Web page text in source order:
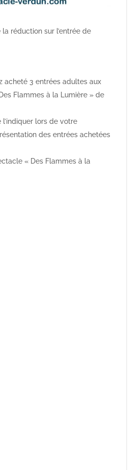
réduction sur l’entrée de
acheté 3 entrées adultes aux
Flammes à la Lumière » de
lors de votre
des entrées achetées
« Des Flammes à la